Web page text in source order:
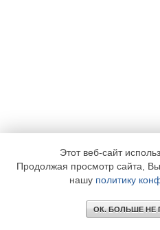
Этот веб-сайт
Продолжая просмотр сайта,
нашу политику
ОК. БОЛЬШЕ НЕ